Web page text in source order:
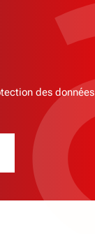
des données